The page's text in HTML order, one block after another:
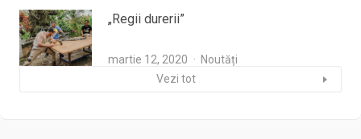
„Regii durerii”
martie 12, 2020
Noutăți
Vezi tot